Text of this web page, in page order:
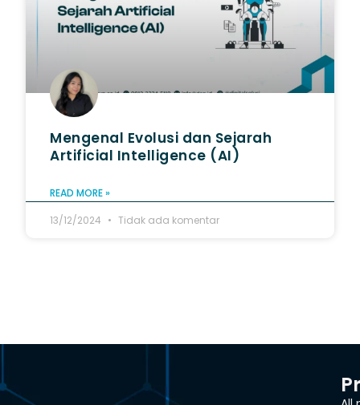
Mengenal Evolusi dan Sejarah
Artificial Intelligence (AI)
READ MORE »
13/12/2024
Tidak ada komentar